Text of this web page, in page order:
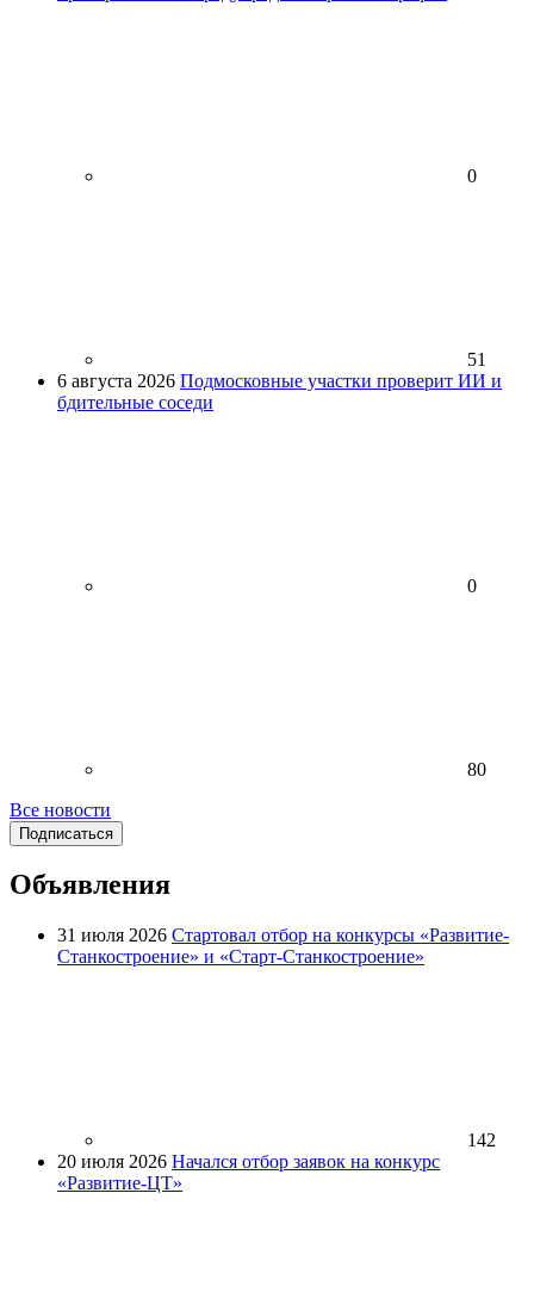
0
51
6 августа 2026 Подмосковные участки проверит ИИ и
бдительные соседи
0
80
Все новости
Подписаться
Объявления
31 июля 2026 Стартовал отбор на конкурсы «Развитие-
Станкостроение» и «Старт-Станкостроение»
142
20 июля 2026 Начался отбор заявок на конкурс
«Развитие-ЦТ»